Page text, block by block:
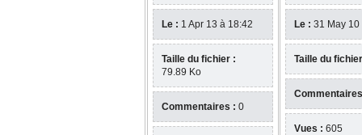
Le : 1 Apr 13 à 18:42
Taille du fichier :
79.89 Ko
Commentaires : 0
Le : 31 May 10
Taille du
Vues :605